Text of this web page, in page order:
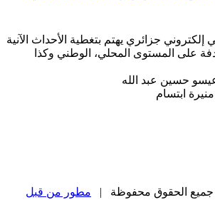
إلكتروني جزائري يهتم بتغطية الأحداث الآنية
على المستوى المحلي، الوطني وكذا
حسين عبد الله
ابتسام
مطور من قبل